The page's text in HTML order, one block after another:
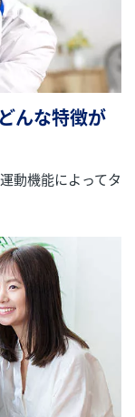
んな特徴が
動機能によってタ